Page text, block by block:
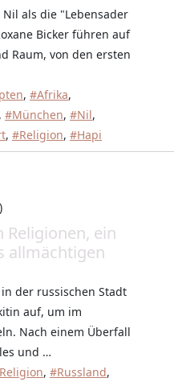
als die "Lebensader
Bicker führen auf
Raum, von den ersten
, #Afrika,
, #München, #Nil,
, #Religion, #Hapi
Religionen, ein
allmächtigen
der russischen Stadt
auf, um im
Nach einem Überfall
und …
, #Russland,